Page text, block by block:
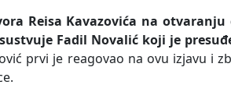
Reisa Kavazovića na
Fadil Novalić koji je
prvi je reagovao na ovu izjavu i